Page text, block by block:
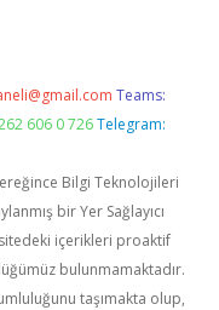
Teams:
606 0 726 Telegram:
Bilgi Teknolojileri
bir Yer Sağlayıcı
içerikleri proaktif
bulunmamaktadır.
taşımakta olup,